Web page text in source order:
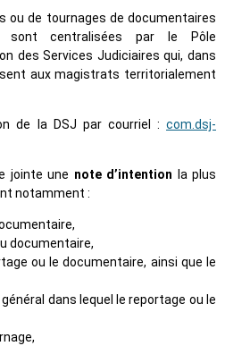
ou de tournages de documentaires
sont centralisées par le Pôle
des Services Judiciaires qui, dans
aux magistrats territorialement
de la DSJ par courriel : com.dsj-
jointe une note d’intention la plus
notamment :
documentaire,
ou le documentaire, ainsi que le
dans lequel le reportage ou le